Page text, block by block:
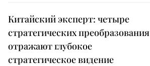
Китайский эксперт: четыре
стратегических преобразования
отражают глубокое
стратегическое видение